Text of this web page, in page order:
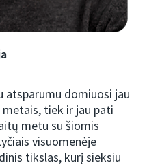
atsparumu domiuosi jau
tiek ir jau pati
metu su šiomis
visuomenėje
tikslas, kurį sieksiu